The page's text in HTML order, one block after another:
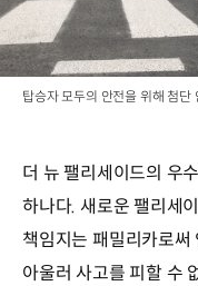
탑승자 모두의 안전을 위해 첨단
더 뉴 팰리세이드의 우
하나다. 새로운 팰리세
책임지는 패밀리카로
아울러 사고를 피할 수